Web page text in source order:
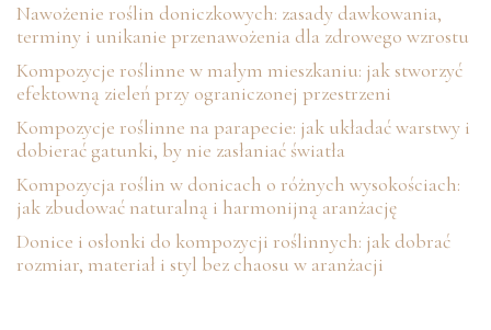
Nawożenie roślin doniczkowych: zasady dawkowania,
terminy i unikanie przenawożenia dla zdrowego wzrostu
Kompozycje roślinne w małym mieszkaniu: jak stworzyć
efektowną zieleń przy ograniczonej przestrzeni
Kompozycje roślinne na parapecie: jak układać warstwy i
dobierać gatunki, by nie zasłaniać światła
Kompozycja roślin w donicach o różnych wysokościach:
jak zbudować naturalną i harmonijną aranżację
Donice i osłonki do kompozycji roślinnych: jak dobrać
rozmiar, materiał i styl bez chaosu w aranżacji